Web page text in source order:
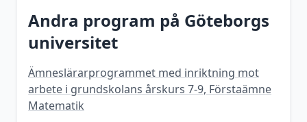
Andra program på Göteborgs
universitet
Ämneslärarprogrammet med inriktning mot
arbete i grundskolans årskurs 7-9, Förstaämne
Matematik